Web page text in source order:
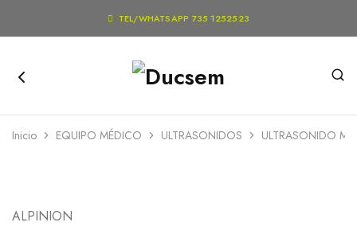
 TEL/WHATSAPP 735 1252523
Inicio EQUIPO MÉDICO ULTRASONIDOS ULTRASONIDO
ALPINION